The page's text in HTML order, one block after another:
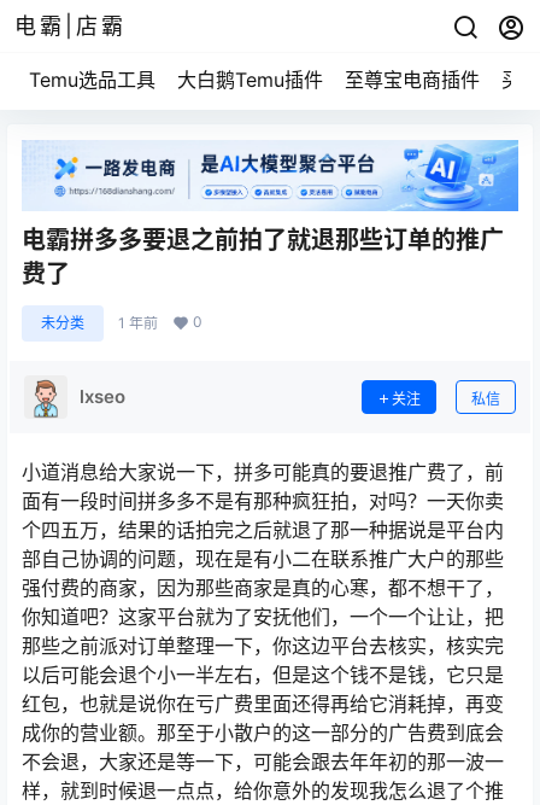
电霸|店霸
Temu选品工具 大白鹅Temu插件 至尊宝电商插件 买
电霸拼多多要退之前拍了就退那些订单的推广
费了
未分类 1 年前 0
lxseo 关注 私信
小道消息给大家说一下，拼多可能真的要退推广费了，前
面有一段时间拼多多不是有那种疯狂拍，对吗？一天你卖
个四五万，结果的话拍完之后就退了那一种据说是平台内
部自己协调的问题，现在是有小二在联系推广大户的那些
强付费的商家，因为那些商家是真的心寒，都不想干了，
你知道吧？这家平台就为了安抚他们，一个一个让让，把
那些之前派对订单整理一下，你这边平台去核实，核实完
以后可能会退个小一半左右，但是这个钱不是钱，它只是
红包，也就是说你在亏广费里面还得再给它消耗掉，再变
成你的营业额。那至于小散户的这一部分的广告费到底会
不会退，大家还是等一下，可能会跟去年年初的那一波一
样，就到时候退一点点，给你意外的发现我怎么退了个推